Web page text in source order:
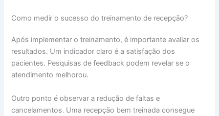
Como medir o sucesso do treinamento de recepção?
Após implementar o treinamento, é importante avaliar os
resultados. Um indicador claro é a satisfação dos
pacientes. Pesquisas de feedback podem revelar se o
atendimento melhorou.
Outro ponto é observar a redução de faltas e
cancelamentos. Uma recepção bem treinada consegue